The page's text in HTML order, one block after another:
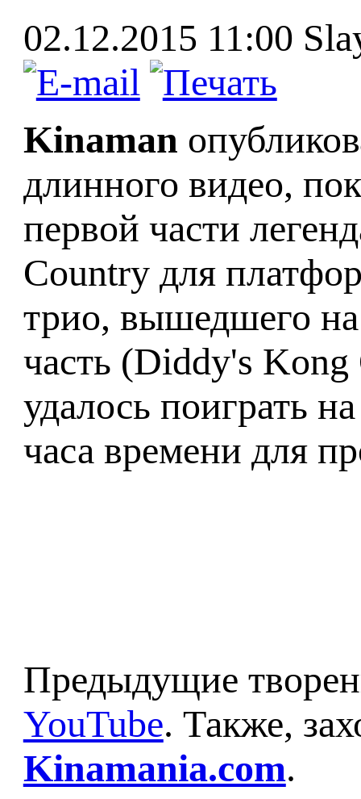
02.12.2015 11:00
Kinaman
длинного видео,
первой части
Country для
трио, вышедшего
часть (Diddy's Kong
удалось поиграть
часа времени для
Предыдущие
YouTube. Также,
Kinamania.com.